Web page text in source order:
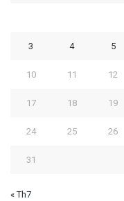
3 4 5
10 11 12
17 18 19
24 25 26
31
« Th7